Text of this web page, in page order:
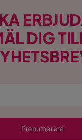
DIG
Prenumerera